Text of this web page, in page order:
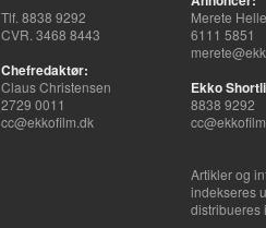
Tlf. 8838 9292
CVR. 3468 8443
Chefredaktør:
Claus Christensen
2729 0011
cc@ekkofilm.dk
Merete
6111 5851
Ekko
8838 9292
Artikler og
indekseres
distribueres